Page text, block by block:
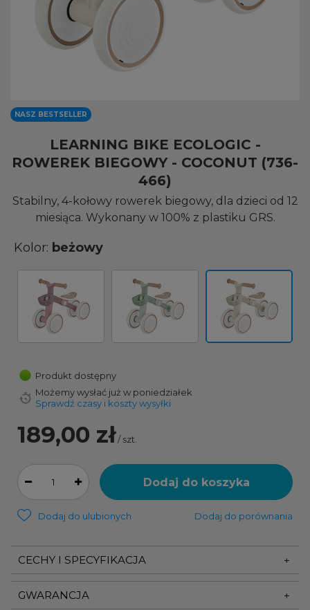
LEARNING BIKE ECOLOGIC -
ROWEREK BIEGOWY - COCONUT (736-
466)
Stabilny, 4-kołowy rowerek biegowy, dla dzieci od 12
miesiąca. Wykonany w 100% z plastiku GRS.
NASZ BESTSELLER
Kolor: beżowy
Produkt dostępny
Możemy wysłać już w poniedziałek
Sprawdź czasy i koszty wysyłki
189,00 zł/szt.
Dodaj do koszyka
Dodaj do ulubionych Dodaj do porównania
CECHY I SPECYFIKACJA
GWARANCJA